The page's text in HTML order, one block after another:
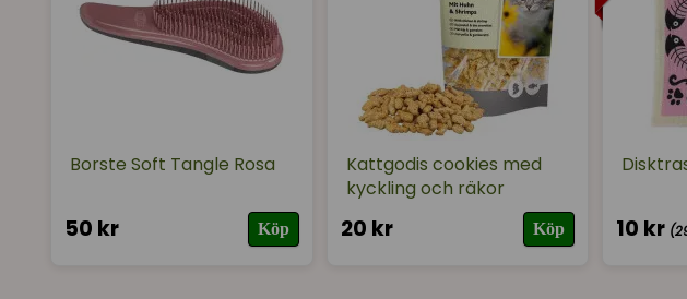
Borste Soft Tangle Rosa
50 kr Köp
Kattgodis cookies med
kyckling och räkor
20 kr Köp 10 kr